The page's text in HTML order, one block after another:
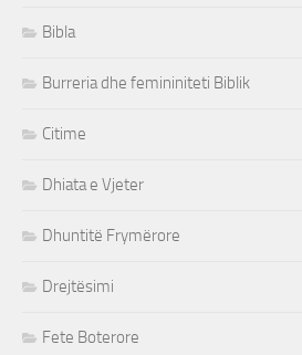
Bibla
Burreria dhe femininiteti Biblik
Citime
Dhiata e Vjeter
Dhuntitë Frymërore
Drejtësimi
Fete Boterore